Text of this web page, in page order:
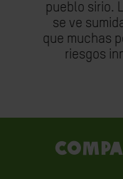
pueblo sirio.
se ve
que muchas
riesgos